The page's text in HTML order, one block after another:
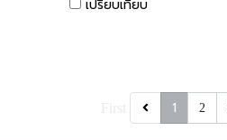
เปรียบเทียบ
1 2